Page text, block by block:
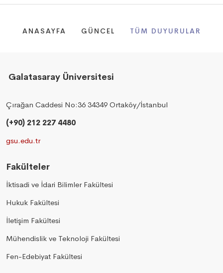
ANASAYFA GÜNCEL TÜM DUYURULAR
Galatasaray Üniversitesi
Çırağan Caddesi No:36 34349 Ortaköy/İstanbul
(+90) 212 227 4480
gsu.edu.tr
Fakülteler
İktisadi ve İdari Bilimler Fakültesi
Hukuk Fakültesi
İletişim Fakültesi
Mühendislik ve Teknoloji Fakültesi
Fen-Edebiyat Fakültesi